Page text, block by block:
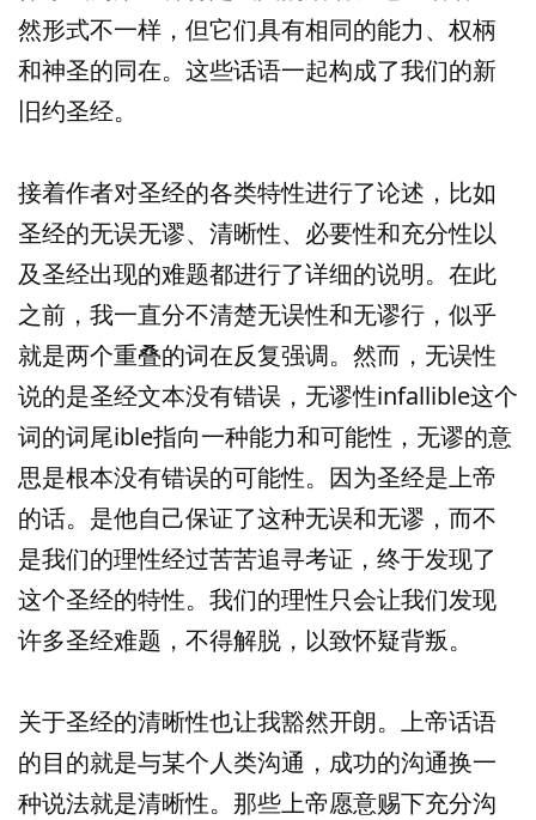
然形式不一样，但它们具有相同的能力、权柄
和神圣的同在。这些话语一起构成了我们的新
旧约圣经。
接着作者对圣经的各类特性进行了论述，比如
圣经的无误无谬、清晰性、必要性和充分性以
及圣经出现的难题都进行了详细的说明。在此
之前，我一直分不清楚无误性和无谬行，似乎
就是两个重叠的词在反复强调。然而，无误性
说的是圣经文本没有错误，无谬性infallible这个
词的词尾ible指向一种能力和可能性，无谬的意
思是根本没有错误的可能性。因为圣经是上帝
的话。是他自己保证了这种无误和无谬，而不
是我们的理性经过苦苦追寻考证，终于发现了
这个圣经的特性。我们的理性只会让我们发现
许多圣经难题，不得解脱，以致怀疑背叛。
关于圣经的清晰性也让我豁然开朗。上帝话语
的目的就是与某个人类沟通，成功的沟通换一
种说法就是清晰性。那些上帝愿意赐下充分沟